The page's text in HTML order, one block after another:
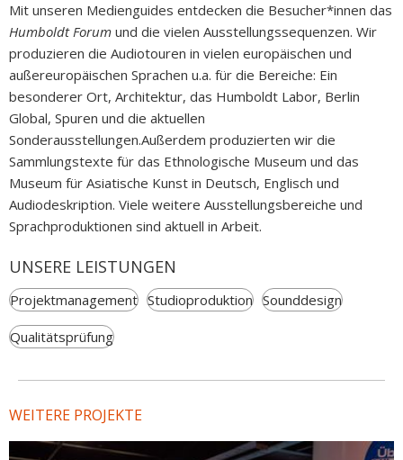
Mit unseren Medienguides entdecken die Besucher*innen das
Humboldt Forum und die vielen Ausstellungssequenzen. Wir
produzieren die Audiotouren in vielen europäischen und
außereuropäischen Sprachen u.a. für die Bereiche: Ein
besonderer Ort, Architektur, das Humboldt Labor, Berlin
Global, Spuren und die aktuellen
Sonderausstellungen.Außerdem produzierten wir die
Sammlungstexte für das Ethnologische Museum und das
Museum für Asiatische Kunst in Deutsch, Englisch und
Audiodeskription. Viele weitere Ausstellungsbereiche und
Sprachproduktionen sind aktuell in Arbeit.
UNSERE LEISTUNGEN
Projektmanagement Studioproduktion Sounddesign
Qualitätsprüfung
WEITERE PROJEKTE